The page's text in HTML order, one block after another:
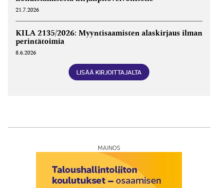
21.7.2026
KILA 2135/2026: Myyntisaamisten alaskirjaus ilman
perintätoimia
8.6.2026
LISÄÄ KIRJOITTAJALTA
MAINOS